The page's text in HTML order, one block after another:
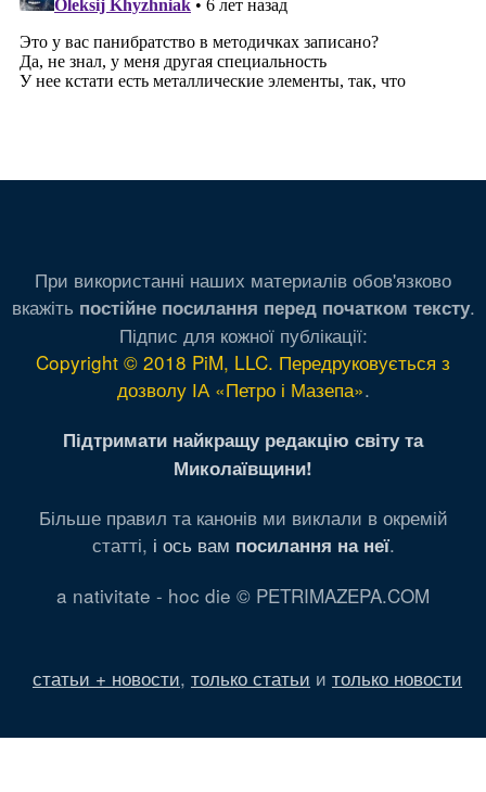
При використанні наших материалів обов'язково
вкажіть постійне посилання перед початком тексту.
Підпис для кожної публікації:
Copyright © 2018 PiM, LLC. Передруковується з
дозволу ІА «Петро і Мазепа».
Підтримати найкращу редакцію світу та
Миколаївщини!
Більше правил та канонів ми виклали в окремій
статті, і ось вам посилання на неї.
a nativitate - hoc die © PETRIMAZEPA.COM
статьи + новости, только статьи и только новости